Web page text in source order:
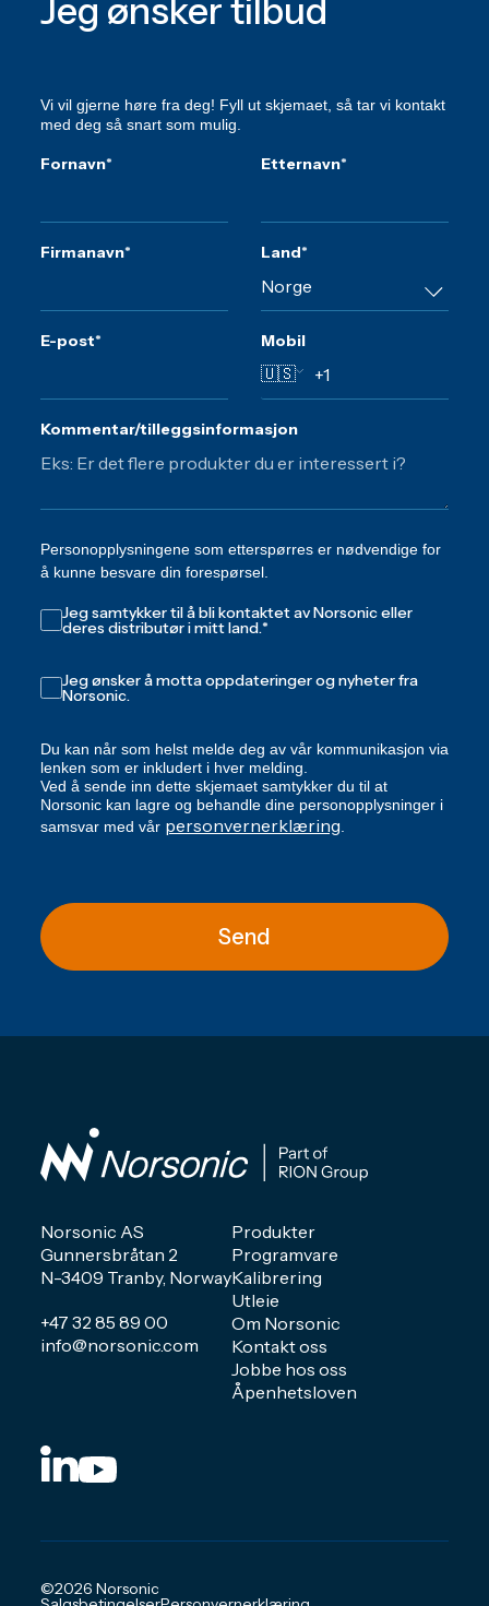
Jeg ønsker tilbud
Vi vil gjerne høre fra deg! Fyll ut skjemaet, så tar vi kontakt
med deg så snart som mulig.
Fornavn* Etternavn*
Firmanavn* Land*
E-post* Mobil
🇺🇸
Kommentar/tilleggsinformasjon
Personopplysningene som etterspørres er nødvendige for
å kunne besvare din forespørsel.
Jeg samtykker til å bli kontaktet av Norsonic eller
deres distributør i mitt land.*
Jeg ønsker å motta oppdateringer og nyheter fra
Norsonic.
Du kan når som helst melde deg av vår kommunikasjon via
lenken som er inkludert i hver melding.
Ved å sende inn dette skjemaet samtykker du til at
Norsonic kan lagre og behandle dine personopplysninger i
samsvar med vår personvernerklæring
Send
Norsonic AS
Gunnersbråtan 2
N-3409 Tranby, Norway
+47 32 85 89 00
info@norsonic.com
Produkter
Programvare
Kalibrering
Utleie
Om Norsonic
Kontakt oss
Jobbe hos oss
Åpenhetsloven
©2026 Norsonic